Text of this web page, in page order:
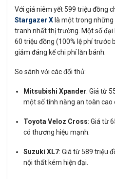
Với giá niêm yết 599 triệu đồng
Stargazer Xlà một trong những
tranh nhất thị trường. Một số đại
60 triệu đồng (100% lệ phí trước
giảm đáng kể chi phí lăn bánh.
So sánh với các đối thủ:
Mitsubishi Xpander: Giá từ
một số tính năng an toàn cao
Toyota Veloz Cross: Giá từ
có thương hiệu mạnh.
Suzuki XL7: Giá từ 589 triệu
nội thất kém hiện đại.